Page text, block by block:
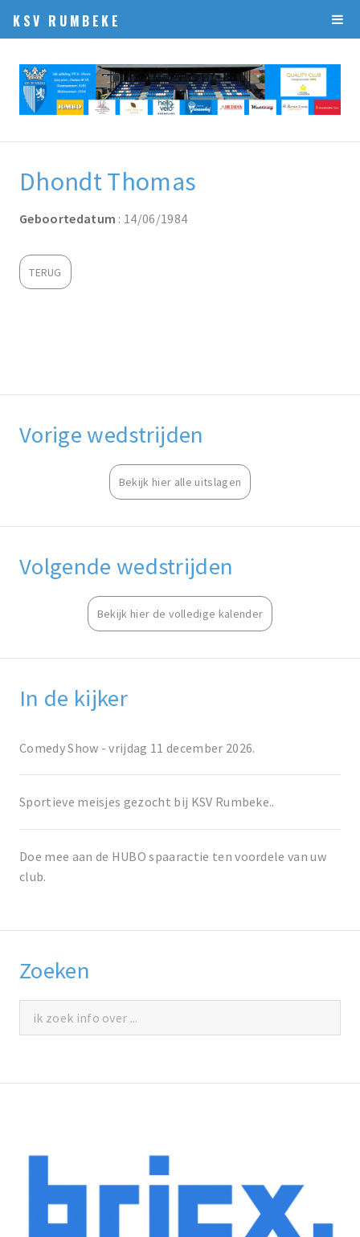
KSV RUMBEKE
Dhondt Thomas
Geboortedatum : 14/06/1984
TERUG
Vorige wedstrijden
Bekijk hier alle uitslagen
Volgende wedstrijden
Bekijk hier de volledige kalender
In de kijker
Comedy Show - vrijdag 11 december 2026.
Sportieve meisjes gezocht bij KSV Rumbeke..
Doe mee aan de HUBO spaaractie ten voordele van uw
club.
Zoeken